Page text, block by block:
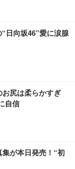
跳ね上げ式アーム
ホワイト)
チェア 肘なし メ
付き 腰サポート ガ
ター付き コンパク
スイベル VESA対
】GRAPHT THE S
ゲーミン
量子ドット 残
1) (ケース販売)
超厚型 お徳用 レギ
定】
日向坂46”愛に涙腺
尻は柔らかすぎ
自信
が本日発売！“初